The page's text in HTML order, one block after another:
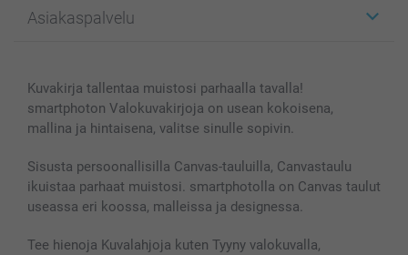
Kuvakirjat
Kännykkä & Tabletti
MyNameBook
Valokuvakehykset & Lisätarvikkeet
Lahjakortti
Kaikki kuvatuotteet
Affiliate ohjelma
Sivukartta
Ehdot/takuut
Asiakaspalvelu
smartbonus
Hinnat & maksutavat
Kuvakirja tallentaa muistosi parhaalla tavalla!
smartphoton Valokuvakirjoja on usean kokoisena,
mallina ja hintaisena, valitse sinulle sopivin.
Sisusta persoonallisilla Canvas-tauluilla, Canvastaulu
ikuistaa parhaat muistosi. smartphotolla on Canvas taulut
useassa eri koossa, malleissa ja designessa.
Tee hienoja Kuvalahjoja kuten Tyyny valokuvalla,